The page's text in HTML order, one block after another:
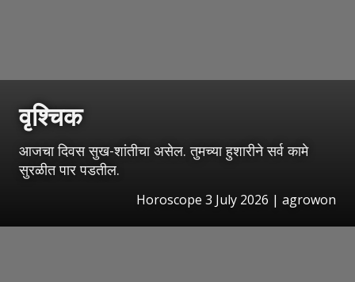
वृश्चिक
आजचा दिवस सुख-शांतीचा असेल. तुमच्या हुशारीने सर्व कामे
सुरळीत पार पडतील.
Horoscope 3 July 2026 | agrowon